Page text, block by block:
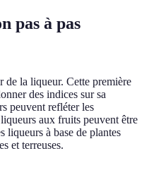
pas à pas
de la liqueur. Cette première
des indices sur sa
peuvent refléter les
aux fruits peuvent être
liqueurs à base de plantes
et terreuses.